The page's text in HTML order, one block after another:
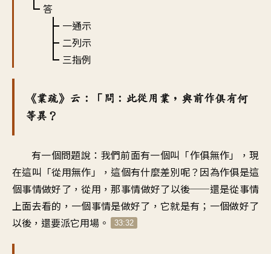
答
一通示
二列示
三指例
《業疏》云：「問：此從用業，與前作俱有何
等異？
有一個問題說：我們前面有一個叫「作俱無作」，現
在這叫「從用無作」，這個有什麼差別呢？因為作俱是這
個事情做好了，從用，那事情做好了以後──還是從事情
上面去看的，一個事情是做好了，它就是有；一個做好了
以後，還要派它用場。
33:32